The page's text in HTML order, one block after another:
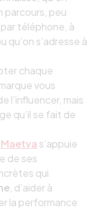
parcours, peu
par téléphone, à
qu’on s’adresse à
chaque
vous
l’influencer, mais
qu’il se fait de
s’appuie
de ses
qui
, d’aider à
la performance